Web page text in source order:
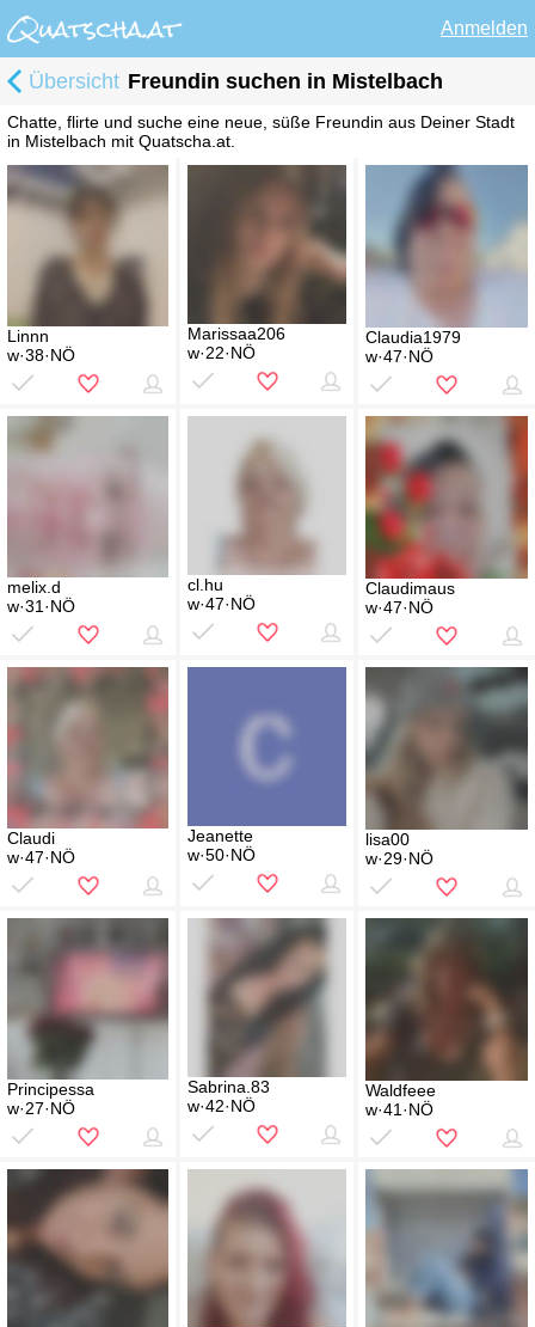
Anmelden
Übersicht Freundin suchen in Mistelbach
Chatte, flirte und suche eine neue, süße Freundin aus Deiner Stadt
in Mistelbach mit Quatscha.at.
Linnn
w·38·NÖ
Marissaa206
w·22·NÖ
Claudia1979
w·47·NÖ
melix.d
w·31·NÖ
cl.hu
w·47·NÖ
Claudimaus
w·47·NÖ
Claudi
w·47·NÖ
Jeanette
w·50·NÖ
lisa00
w·29·NÖ
Principessa
w·27·NÖ
Sabrina.83
w·42·NÖ
Waldfeee
w·41·NÖ